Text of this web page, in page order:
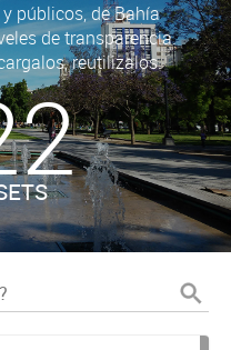
públicos, de Bahía
de transparencia.
reutilizalos.